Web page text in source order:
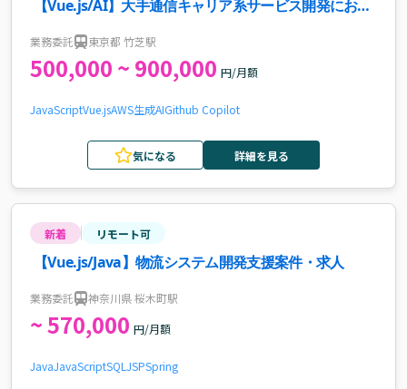
【Vue.js/AI】大手通信キャリア系サービス開発におけ
業務委託 東京都 竹芝駅
500,000 ~ 900,000 円/月額
JavaScriptVue.jsAWS生成AIGithub Copilot
気になる 詳細を見る
新着 リモート可
【Vue.js/Java】物流システム開発支援案件・求人
業務委託 神奈川県 桜木町駅
~ 570,000 円/月額
JavaJavaScriptSQL JSPSpring